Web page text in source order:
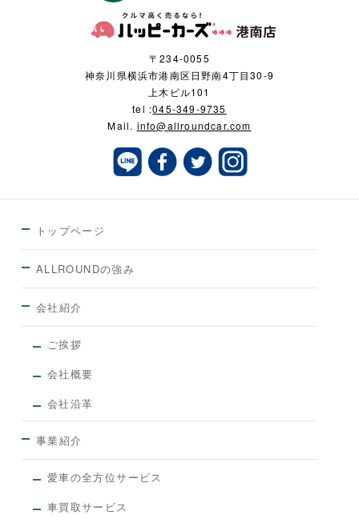
〒234-0055
神奈川県横浜市港南区日野南4丁目30-9
上木ビル101
tel :045-349-9735
Mail. info@allroundcar.com
トップページ
ALLROUNDの強み
会社紹介
ご挨拶
会社概要
会社沿革
事業紹介
愛車の全方位サービス
車買取サービス